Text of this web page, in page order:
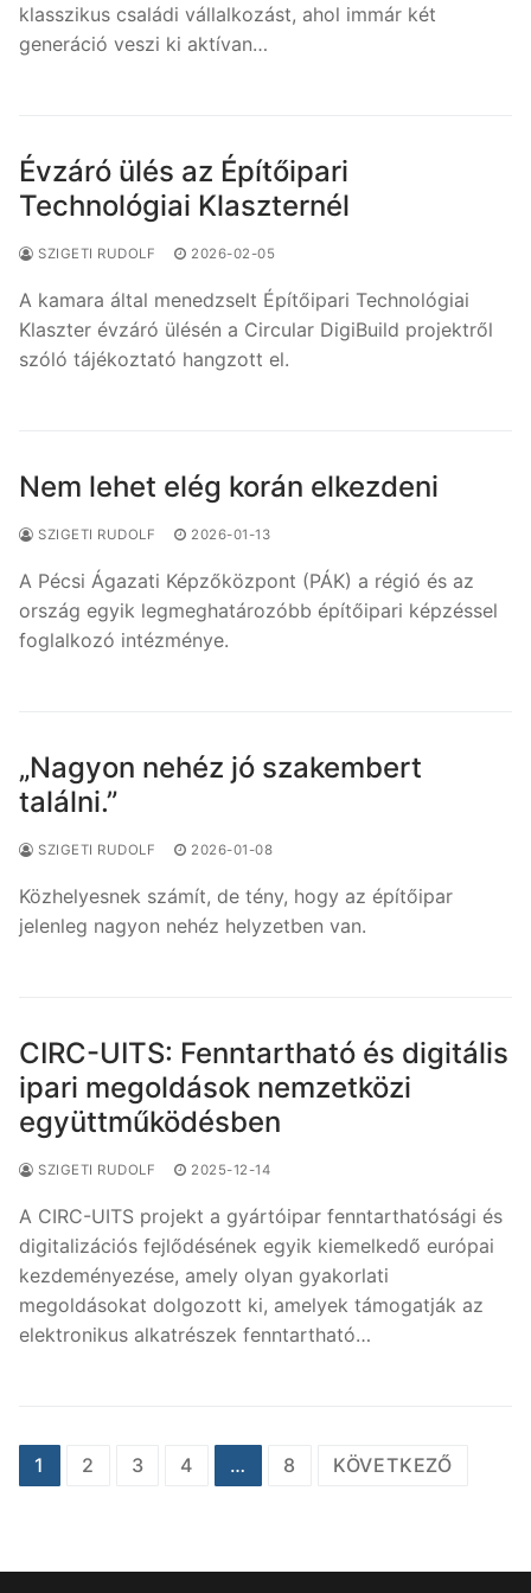
klasszikus családi vállalkozást, ahol immár két
generáció veszi ki aktívan…
Évzáró ülés az Építőipari
Technológiai Klaszternél
SZIGETI RUDOLF 2026-02-05
A kamara által menedzselt Építőipari Technológiai
Klaszter évzáró ülésén a Circular DigiBuild projektről
szóló tájékoztató hangzott el.
Nem lehet elég korán elkezdeni
SZIGETI RUDOLF 2026-01-13
A Pécsi Ágazati Képzőközpont (PÁK) a régió és az
ország egyik legmeghatározóbb építőipari képzéssel
foglalkozó intézménye.
„Nagyon nehéz jó szakembert
találni.”
SZIGETI RUDOLF 2026-01-08
Közhelyesnek számít, de tény, hogy az építőipar
jelenleg nagyon nehéz helyzetben van.
CIRC-UITS: Fenntartható és digitális
ipari megoldások nemzetközi
együttműködésben
SZIGETI RUDOLF 2025-12-14
A CIRC-UITS projekt a gyártóipar fenntarthatósági és
digitalizációs fejlődésének egyik kiemelkedő európai
kezdeményezése, amely olyan gyakorlati
megoldásokat dolgozott ki, amelyek támogatják az
elektronikus alkatrészek fenntartható…
Bejegyzések
1 2 3 4 … 8 KÖVETKEZŐ